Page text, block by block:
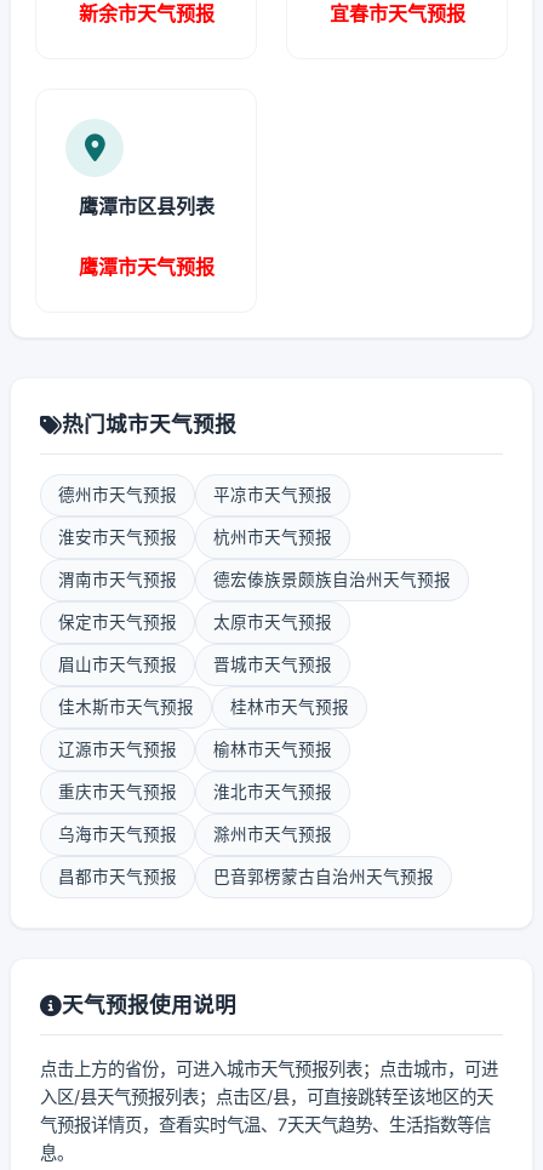
新余市天气预报 宜春市天气预报
鹰潭市区县列表
鹰潭市天气预报
热门城市天气预报
德州市天气预报 平凉市天气预报
淮安市天气预报 杭州市天气预报
渭南市天气预报 德宏傣族景颇族自治州天气预报
保定市天气预报 太原市天气预报
眉山市天气预报 晋城市天气预报
佳木斯市天气预报 桂林市天气预报
辽源市天气预报 榆林市天气预报
重庆市天气预报 淮北市天气预报
乌海市天气预报 滁州市天气预报
昌都市天气预报 巴音郭楞蒙古自治州天气预报
天气预报使用说明
点击上方的省份，可进入城市天气预报列表；点击城市，可进
入区/县天气预报列表；点击区/县，可直接跳转至该地区的天
气预报详情页，查看实时气温、7天天气趋势、生活指数等信
息。